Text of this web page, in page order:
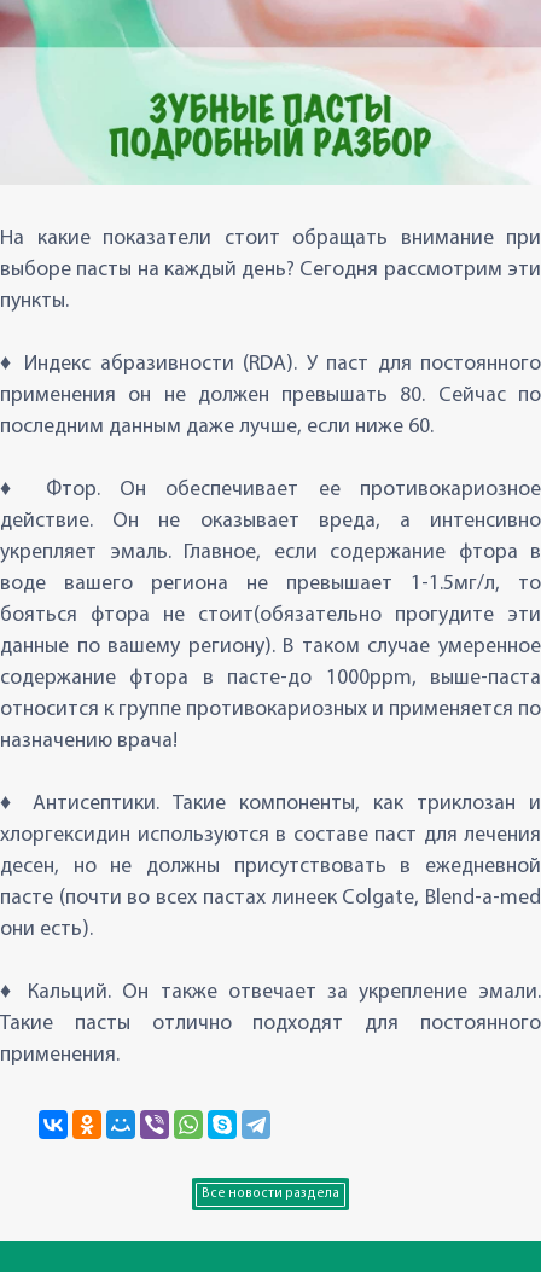
На какие показатели стоит обращать внимание при
выборе пасты на каждый день? Сегодня рассмотрим эти
пункты.
♦ Индекс абразивности (RDA). У паст для постоянного
применения он не должен превышать 80. Сейчас по
последним данным даже лучше, если ниже 60.
♦ Фтор. Он обеспечивает ее противокариозное
действие. Он не оказывает вреда, а интенсивно
укрепляет эмаль. Главное, если содержание фтора в
воде вашего региона не превышает 1-1.5мг/л, то
бояться фтора не стоит(обязательно прогудите эти
данные по вашему региону). В таком случае умеренное
содержание фтора в пасте-до 1000ppm, выше-паста
относится к группе противокариозных и применяется по
назначению врача!
♦ Антисептики. Такие компоненты, как триклозан и
хлоргексидин используются в составе паст для лечения
десен, но не должны присутствовать в ежедневной
пасте (почти во всех пастах линеек Сolgate, Blend-a-med
они есть).
♦ Кальций. Он также отвечает за укрепление эмали.
Такие пасты отлично подходят для постоянного
применения.
Все новости раздела